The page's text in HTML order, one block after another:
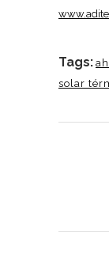
Tags:
solar